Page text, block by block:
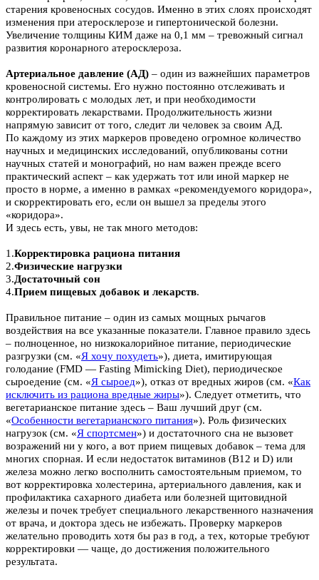
старения кровеносных сосудов. Именно в этих слоях происходят
изменения при атеросклерозе и гипертонической болезни.
Увеличение толщины КИМ даже на 0,1 мм – тревожный сигнал
развития коронарного атеросклероза.
Артериальное давление (АД) – один из важнейших параметров
кровеносной системы. Его нужно постоянно отслеживать и
контролировать с молодых лет, и при необходимости
корректировать лекарствами. Продолжительность жизни
напрямую зависит от того, следит ли человек за своим АД.
По каждому из этих маркеров проведено огромное количество
научных и медицинских исследований, опубликованы сотни
научных статей и монографий, но нам важен прежде всего
практический аспект – как удержать тот или иной маркер не
просто в норме, а именно в рамках «рекомендуемого коридора»,
и скорректировать его, если он вышел за пределы этого
«коридора».
И здесь есть, увы, не так много методов:
1.Корректировка рациона питания
2.Физические нагрузки
3.Достаточный сон
4.Прием пищевых добавок и лекарств.
Правильное питание – один из самых мощных рычагов
воздействия на все указанные показатели. Главное правило здесь
– полноценное, но низкокалорийное питание, периодические
разгрузки (см. «Я хочу похудеть»), диета, имитирующая
голодание (FMD — Fasting Mimicking Diet), периодическое
сыроедение (см. «Я сыроед»), отказ от вредных жиров (см. «Как
исключить из рациона вредные жиры»). Следует отметить, что
вегетарианское питание здесь – Ваш лучший друг (см.
«Особенности вегетарианского питания»). Роль физических
нагрузок (см. «Я спортсмен») и достаточного сна не вызовет
возражений ни у кого, а вот прием пищевых добавок – тема для
многих спорная. И если недостаток витаминов (В12 и D) или
железа можно легко восполнить самостоятельным приемом, то
вот корректировка холестерина, артериального давления, как и
профилактика сахарного диабета или болезней щитовидной
железы и почек требует специального лекарственного назначения
от врача, и доктора здесь не избежать. Проверку маркеров
желательно проводить хотя бы раз в год, а тех, которые требуют
корректировки — чаще, до достижения положительного
результата.